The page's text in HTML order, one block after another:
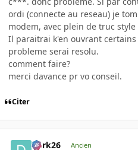
ordi (connecte au reseau) je
modem, avec plein de truc
Il paraitrai k'en ouvrant
probleme serai resolu.
comment faire?
merci davance pr vo conseil.
Citer
Dark26 Ancien